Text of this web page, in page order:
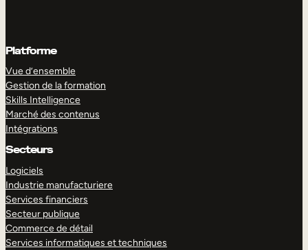
Platforme
Vue d’ensemble
Gestion de la formation
Skills Intelligence
Marché des contenus
Intégrations
Secteurs
Logiciels
Industrie manufacturiere
Services financiers
Secteur publique
Commerce de détail
Services informatiques et techniques